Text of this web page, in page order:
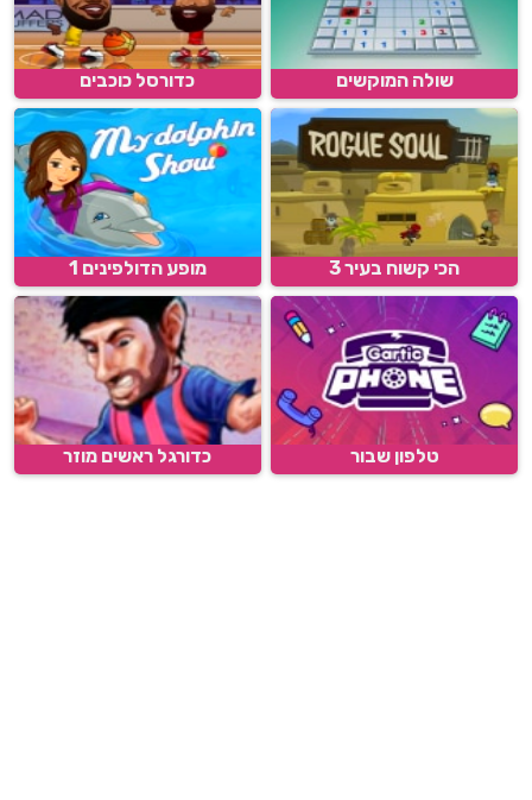
שולה המוקשים כדורסל כוכבים
הכי קשוח בעיר 3 מופע הדולפינים 1
טלפון שבור כדורגל ראשים מוזר